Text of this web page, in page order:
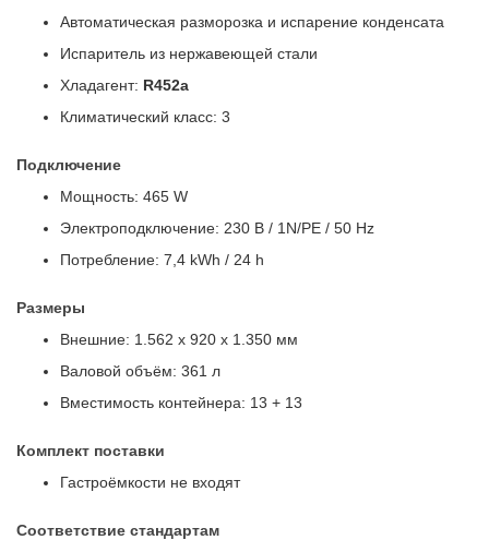
Автоматическая разморозка и испарение конденсата
Испаритель из нержавеющей стали
Хладагент: R452a
Климатический класс: 3
Подключение
Мощность: 465 W
Электроподключение: 230 В / 1N/PE / 50 Hz
Потребление: 7,4 kWh / 24 h
Размеры
Внешние: 1.562 x 920 x 1.350 мм
Валовой объём: 361 л
Вместимость контейнера: 13 + 13
Комплект поставки
Гастроёмкости не входят
Соответствие стандартам